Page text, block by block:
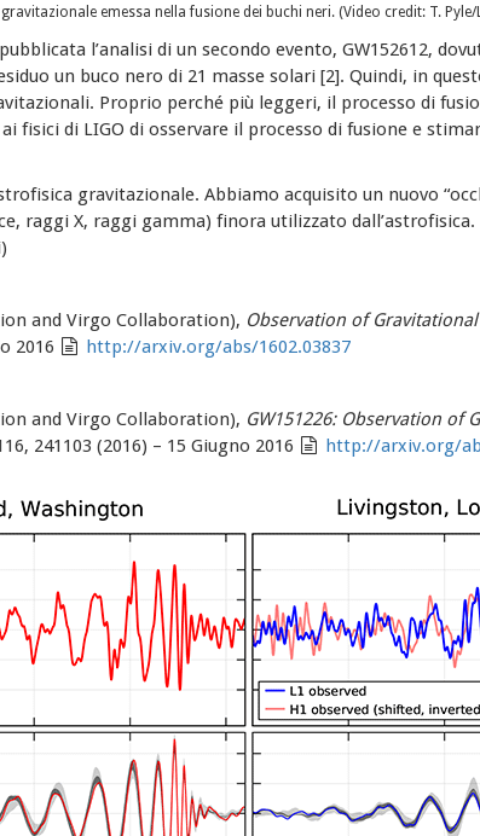
emessa nella fusione dei buchi neri. (Video credit: T. Pyle/
l’analisi di un secondo evento, GW152612,
un buco nero di 21 masse solari [2]. Quindi, in
Proprio perché più leggeri, il processo di
fisici di LIGO di osservare il processo di fusione e
gravitazionale. Abbiamo acquisito un nuovo
raggi X, raggi gamma) finora utilizzato
and Virgo Collaboration), Observation of
2016
http://arxiv.org/abs/1602.03837
and Virgo Collaboration), GW151226: Observation of
241103 (2016) – 15 Giugno 2016 http://arxiv.org/